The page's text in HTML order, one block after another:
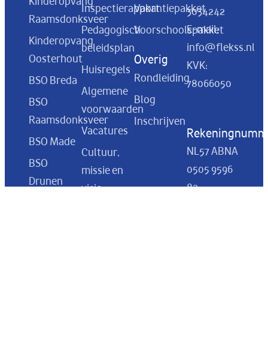
Raamsdonksveer
Kinderopvang
Oosterhout
BSO Breda
BSO
Raamsdonksveer
BSO Made
BSO
Drunen
Inspectierapport
Pedagogisch
beleidsplan
Huisregels
Algemene
voorwaarden
Vacatures
Cultuur,
missie en
visie
Vakantiepakket
Voorschoolspakket
Overig
Rondleiding
Blog
Inschrijven
3034242
E-mail:
info@flekss.nl
KVK:
78066050
NL57 ABNA
0505 9596
82